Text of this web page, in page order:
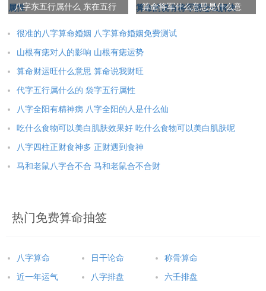
师，擅长八字测算，专供婚姻，事业和灾煞分析，研究八字、命
及个人谋篇布局千余例，闻名遐迩，享誉一方。长期致力于撇除
术数的信仰崇拜附会成份，以学理性的态度来探讨传统玄学，并
善于为他人指导开运，特别对婚恋、事业财运的预测都是自己的
专长，反馈很强烈，所预测的事情和所做调理一一应验，结缘预
测有缘人。同样也希望通过自己的微薄之力可以帮助更多的朋友
谢享霖老师讲路要靠自己走，选择一条什么样的路，就会得到
困惑，你可联系谢享霖老师个人
齐齐哈尔算命的地方 齐齐哈尔哪有算命的 齐齐哈尔什么地
八字东五行属什么 东在五行
算命将军什么意思是什么意
决
很准的八字算命婚姻 八字算命婚姻免费测试
山根有痣对人的影响 山根有痣运势
算命财运旺什么意思 算命说我财旺
代字五行属什么的 袋字五行属性
八字全阳有精神病 八字全阳的人是什么仙
吃什么食物可以美白肌肤效果好 吃什么食物可以美白肌肤呢
八字四柱正财食神多 正财遇到食神
马和老鼠八字合不合 马和老鼠合不合财
热门免费算命抽签
八字算命 日干论命 称骨算命
近一年运气 八字排盘 六壬排盘